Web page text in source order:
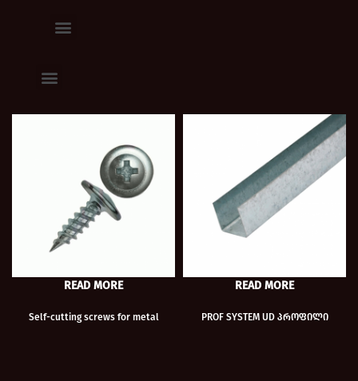
READ MORE
Self-cutting screws for metal
READ MORE
PROF SYSTEM UD პროფილი